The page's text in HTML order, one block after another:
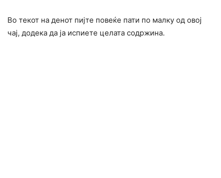
Во текот на денот пијте повеќе пати по малку од овој
чај, додека да ја испиете целата содржина.